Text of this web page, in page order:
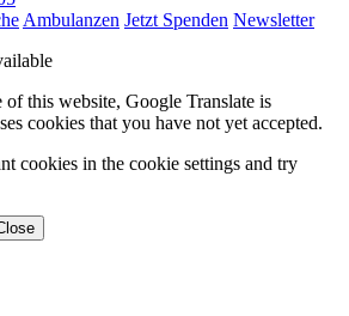
Ambulanzen Jetzt Spenden Newsletter
of this website, Google Translate is
cookies that you have not yet accepted.
cookies in the cookie settings and try